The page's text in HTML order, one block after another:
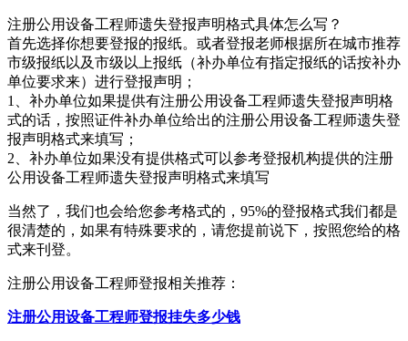
注册公用设备工程师遗失登报声明格式具体怎么写？
首先选择你想要登报的报纸。或者登报老师根据所在城市推荐
市级报纸以及市级以上报纸（补办单位有指定报纸的话按补办
单位要求来）进行登报声明；
1、补办单位如果提供有注册公用设备工程师遗失登报声明格
式的话，按照证件补办单位给出的注册公用设备工程师遗失登
报声明格式来填写；
2、补办单位如果没有提供格式可以参考登报机构提供的注册
公用设备工程师遗失登报声明格式来填写
当然了，我们也会给您参考格式的，95%的登报格式我们都是
很清楚的，如果有特殊要求的，请您提前说下，按照您给的格
式来刊登。
注册公用设备工程师登报相关推荐：
注册公用设备工程师登报挂失多少钱